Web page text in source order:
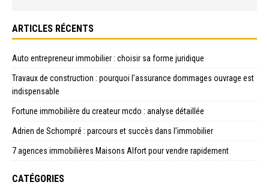
ARTICLES RÉCENTS
Auto entrepreneur immobilier : choisir sa forme juridique
Travaux de construction : pourquoi l’assurance dommages ouvrage est
indispensable
Fortune immobilière du createur mcdo : analyse détaillée
Adrien de Schompré : parcours et succès dans l’immobilier
7 agences immobilières Maisons Alfort pour vendre rapidement
CATÉGORIES